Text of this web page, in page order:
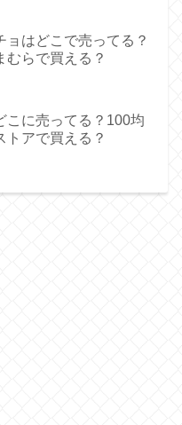
ョはどこで売ってる？
むらで買える？
こに売ってる？100均
トアで買える？